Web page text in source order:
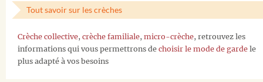
Tout savoir sur les crèches
Crèche collective, crèche familiale, micro-crèche, retrouvez les
informations qui vous permettrons de choisir le mode de garde le
plus adapté à vos besoins